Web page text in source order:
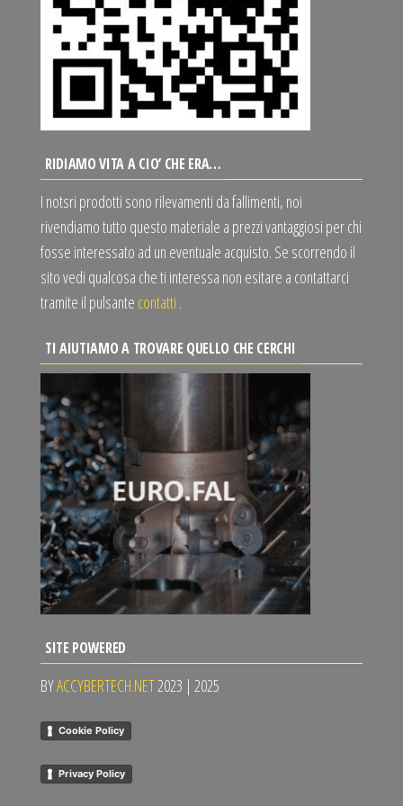
RIDIAMO VITA A CIO’ CHE ERA…
I notsri prodotti sono rilevamenti da fallimenti, noi
rivendiamo tutto questo materiale a prezzi vantaggiosi per chi
fosse interessato ad un eventuale acquisto. Se scorrendo il
sito vedi qualcosa che ti interessa non esitare a contattarci
tramite il pulsante contatti .
TI AIUTIAMO A TROVARE QUELLO CHE CERCHI
SITE POWERED
BYACCYBERTECH.NET2023 | 2025
Cookie Policy
Privacy Policy